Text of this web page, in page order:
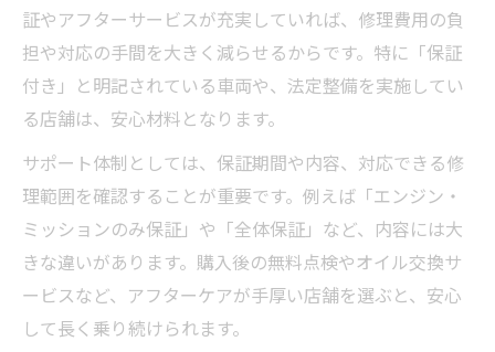
証やアフターサービスが充実していれば、修理費用の負
担や対応の手間を大きく減らせるからです。特に「保証
付き」と明記されている車両や、法定整備を実施してい
る店舗は、安心材料となります。
サポート体制としては、保証期間や内容、対応できる修
理範囲を確認することが重要です。例えば「エンジン・
ミッションのみ保証」や「全体保証」など、内容には大
きな違いがあります。購入後の無料点検やオイル交換サ
ービスなど、アフターケアが手厚い店舗を選ぶと、安心
して長く乗り続けられます。